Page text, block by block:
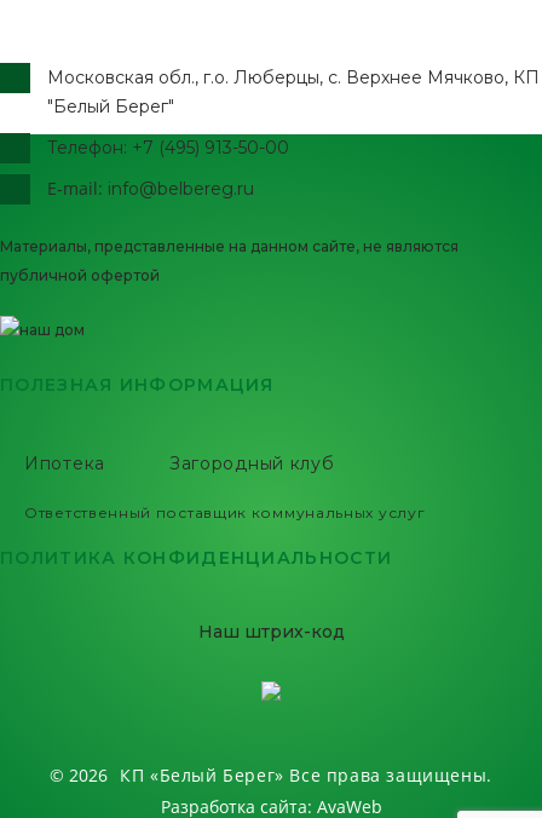
Московская обл., г.о. Люберцы, с. Верхнее Мячково, КП
"Белый Берег"
Телефон: +7 (495) 913-50-00
E-mail: info@belbereg.ru
Материалы, представленные на данном сайте, не являются
публичной офертой
ПОЛЕЗНАЯ ИНФОРМАЦИЯ
Ипотека Загородный клуб
Ответственный поставщик коммунальных услуг
ПОЛИТИКА КОНФИДЕНЦИАЛЬНОСТИ
Наш штрих-код
© 2026 КП «Белый Берег» Все права защищены.
Разработка сайта: AvaWeb